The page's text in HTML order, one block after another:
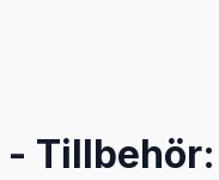
Tillbehör: